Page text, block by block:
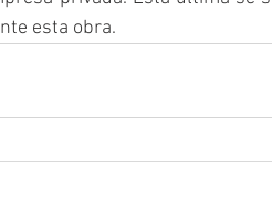
esta obra.